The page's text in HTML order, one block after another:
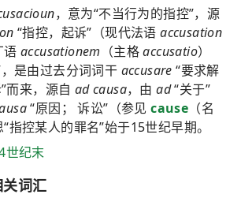
，意为“不当行为的指控”，源
“指控，起诉”（现代法语accusation
语 accusationem （主格accusatio）
是由过去分词词干 accusare “要求解
而来，源自 ad causa，由ad“关于”
“原因； 诉讼”（参见cause （名
指控某人的罪名”始于15世纪早期。
世纪末
词汇